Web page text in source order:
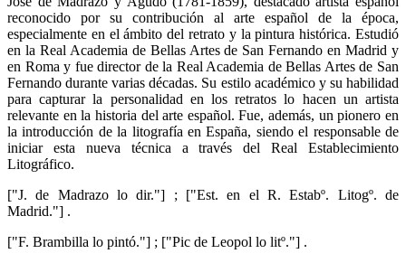
reconocido por su contribución al arte español de la época,
especialmente en el ámbito del retrato y la pintura histórica. Estudió
en la Real Academia de Bellas Artes de San Fernando en Madrid y
en Roma y fue director de la Real Academia de Bellas Artes de San
Fernando durante varias décadas. Su estilo académico y su habilidad
para capturar la personalidad en los retratos lo hacen un artista
relevante en la historia del arte español. Fue, además, un pionero en
la introducción de la litografía en España, siendo el responsable de
iniciar esta nueva técnica a través del Real Establecimiento
Litográfico.
["J. de Madrazo lo dir."] ; ["Est. en el R. Estabº. Litogº. de
Madrid."] .
["F. Brambilla lo pintó."] ; ["Pic de Leopol lo litº."] .